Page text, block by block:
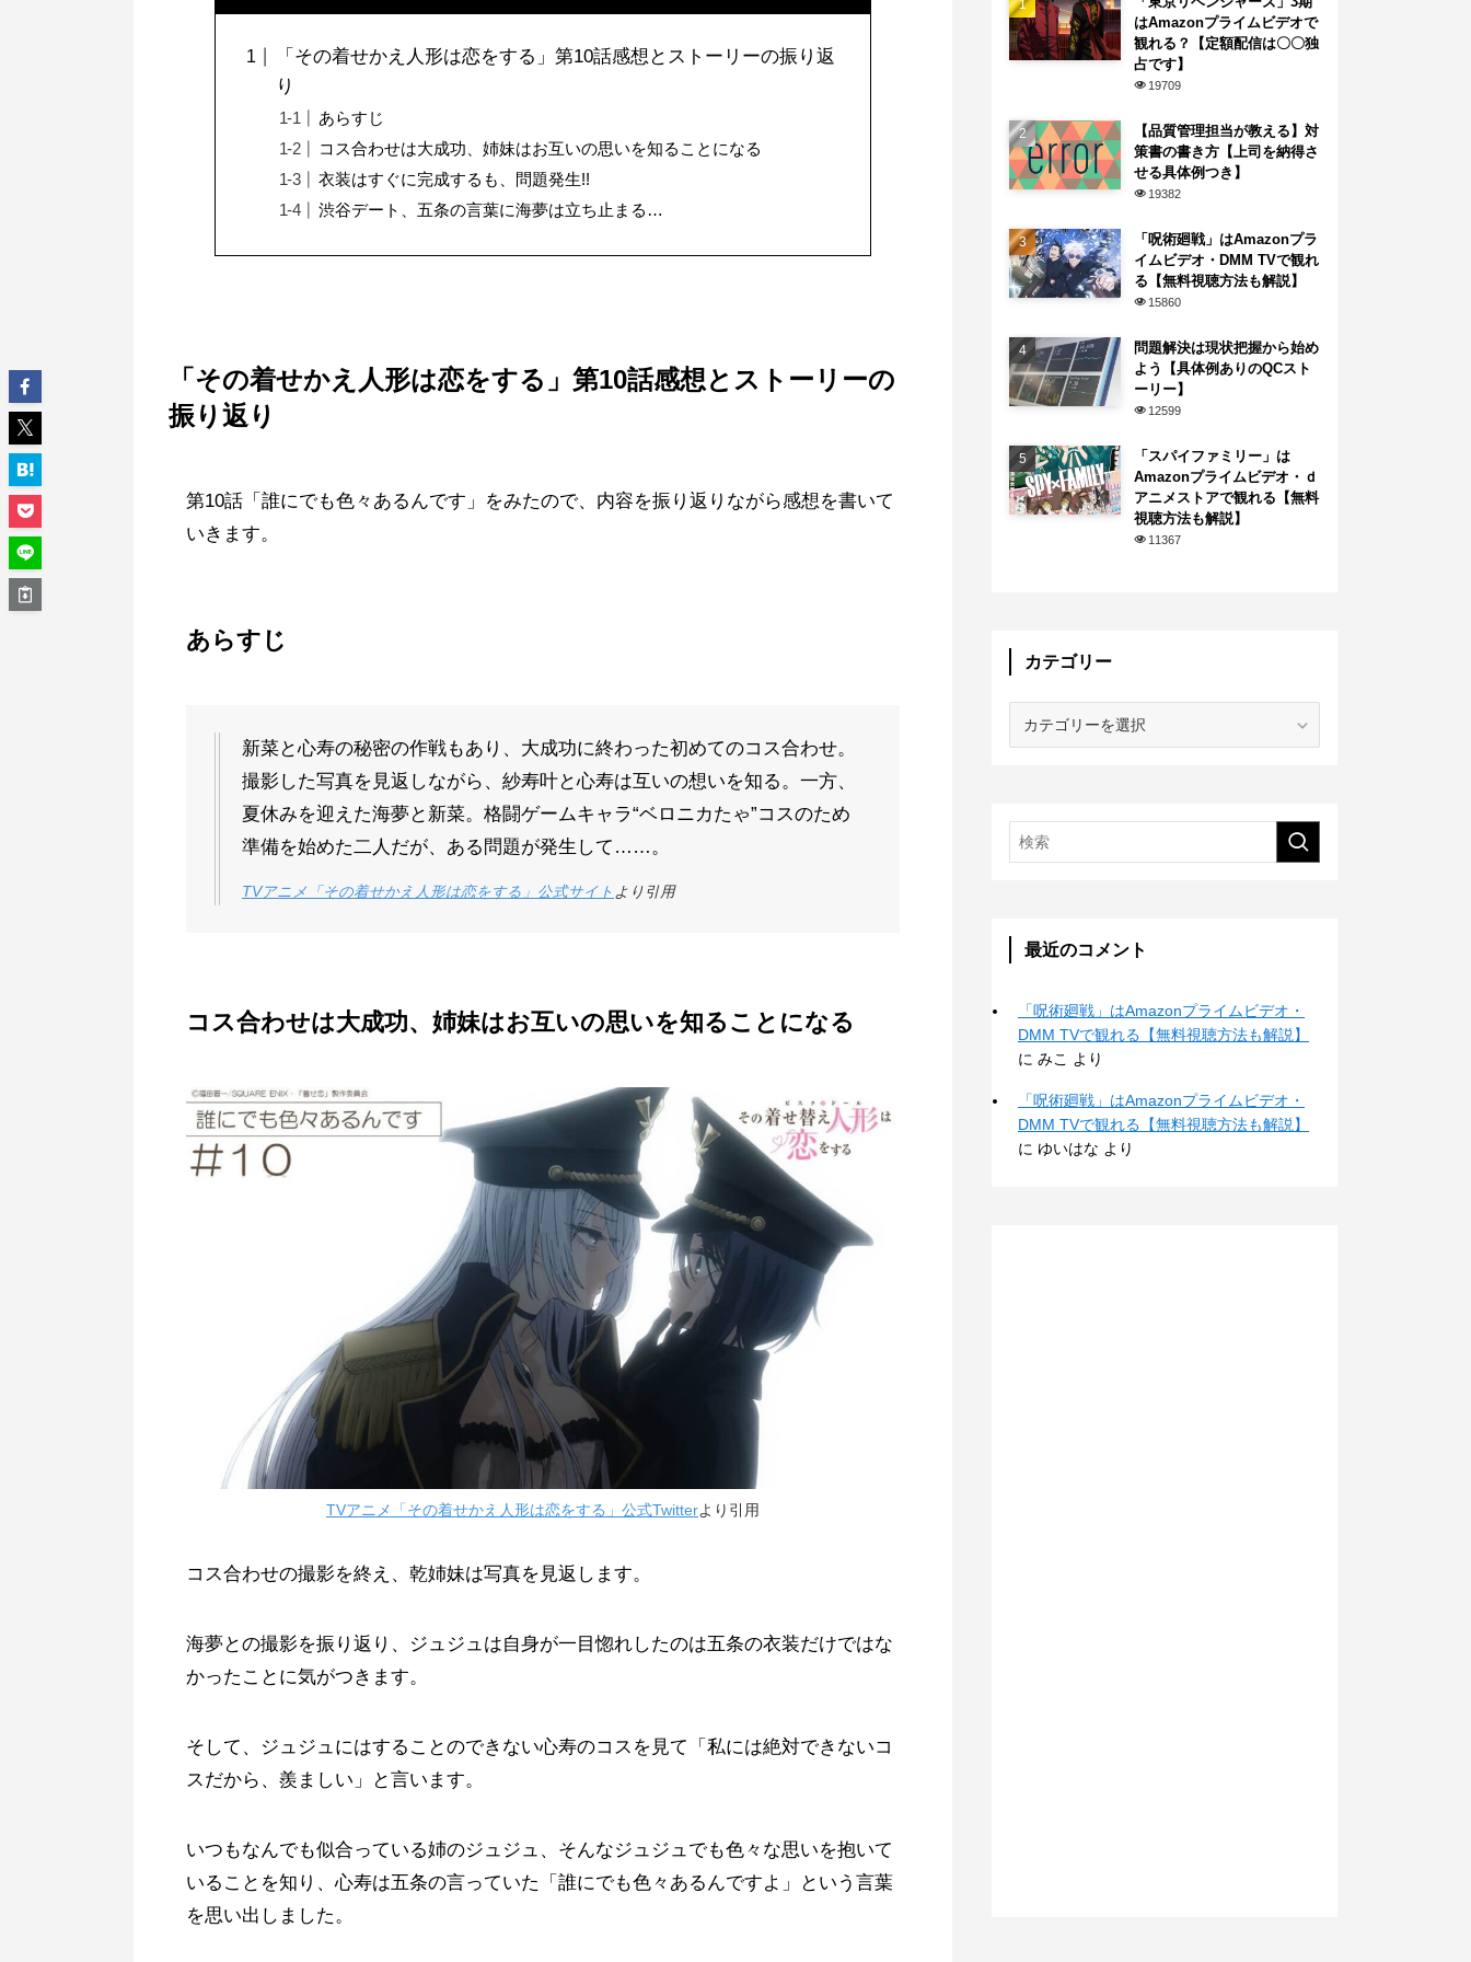
「その着せかえ人形は恋をする」第10話感想とストーリーの振り返
り
あらすじ
コス合わせは大成功、姉妹はお互いの思いを知ることになる
衣装はすぐに完成するも、問題発生!!
渋谷デート、五条の言葉に海夢は立ち止まる…
「その着せかえ人形は恋をする」第10話感想とストーリーの
振り返り
第10話「誰にでも色々あるんです」をみたので、内容を振り返りながら感想を書いて
いきます。
あらすじ
新菜と心寿の秘密の作戦もあり、大成功に終わった初めてのコス合わせ。
撮影した写真を見返しながら、紗寿叶と心寿は互いの想いを知る。一方、
夏休みを迎えた海夢と新菜。格闘ゲームキャラ“ベロニカたゃ”コスのため
準備を始めた二人だが、ある問題が発生して……。
TVアニメ「その着せかえ人形は恋をする」公式サイト より引用
コス合わせは大成功、姉妹はお互いの思いを知ることになる
TVアニメ「その着せかえ人形は恋をする」公式Twitterより引用
コス合わせの撮影を終え、乾姉妹は写真を見返します。
海夢との撮影を振り返り、ジュジュは自身が一目惚れしたのは五条の衣装だけではな
かったことに気がつきます。
そして、ジュジュにはすることのできない心寿のコスを見て「私には絶対できないコ
スだから、羨ましい」と言います。
いつもなんでも似合っている姉のジュジュ、そんなジュジュでも色々な思いを抱いて
いることを知り、心寿は五条の言っていた「誰にでも色々あるんですよ」という言葉
を思い出しました。
はAmazonプライムビデオで
観れる？【定額配信は〇〇独
占です】
19709
【品質管理担当が教える】対
策書の書き方【上司を納得さ
せる具体例つき】
19382
「呪術廻戦」はAmazonプラ
イムビデオ・DMM TVで観れ
る【無料視聴方法も解説】
15860
問題解決は現状把握から始め
よう【具体例ありのQCスト
ーリー】
12599
「スパイファミリー」は
Amazonプライムビデオ・ｄ
アニメストアで観れる【無料
視聴方法も解説】
11367
カテゴリー
最近のコメント
「呪術廻戦」はAmazonプライムビデオ・
DMM TVで観れる【無料視聴方法も解説】
に みこ より
「呪術廻戦」はAmazonプライムビデオ・
DMM TVで観れる【無料視聴方法も解説】
に ゆいはな より